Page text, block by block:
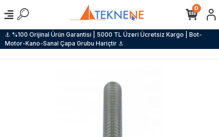
⚓ %100 Orijinal Ürün Garantisi | 5000 TL Üzeri Ücretsiz Kargo | Bot-
Motor-Kano-Sanal Çapa Grubu Hariçtir ⚓
0